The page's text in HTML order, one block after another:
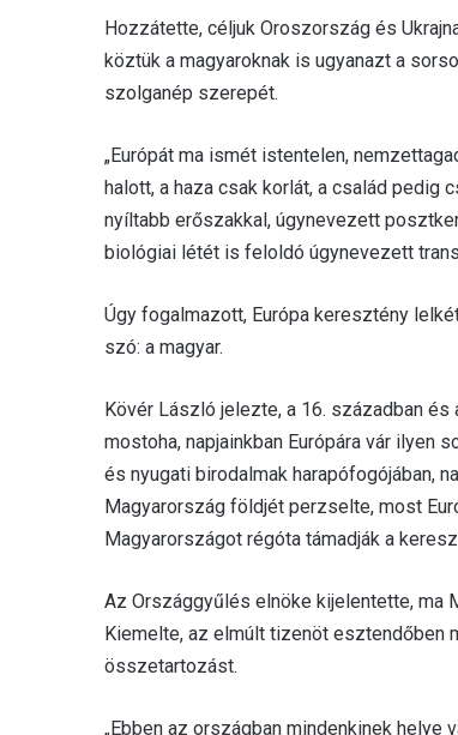
Hozzátette, céljuk Oroszország és
köztük a magyaroknak is ugyanazt a
szolganép szerepét.
„Európát ma ismét istentelen,
halott, a haza csak korlát, a család pedig
nyíltabb erőszakkal, úgynevezett
biológiai létét is feloldó úgynevezett
Úgy fogalmazott, Európa keresztény
szó: a magyar.
Kövér László jelezte, a 16. században
mostoha, napjainkban Európára vár
és nyugati birodalmak harapófogójában,
Magyarország földjét perzselte, most
Magyarországot régóta támadják a
Az Országgyűlés elnöke kijelentette, ma
Kiemelte, az elmúlt tizenöt esztendőben
összetartozást.
„Ebben az országban mindenkinek helye